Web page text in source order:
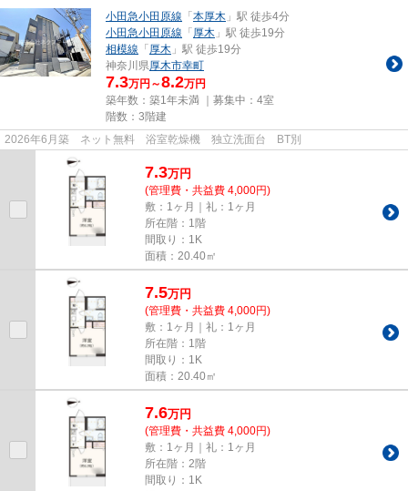
小田急小田原線 「本厚木 」駅 徒歩4分
小田急小田原線 「厚木 」駅 徒歩19分
相模線 「厚木 」駅 徒歩19分
神奈川県厚木市幸町
7.3万円～8.2万円
築年数：築1年未満 ｜募集中： 4室
階数：3階建
2026年6月築 ネット無料 浴室乾燥機 独立洗面台 BT別
7.3万円
(管理費・共益費 4,000円)
敷：1ヶ月｜礼：1ヶ月
所在階：1階
間取り：1K
面積：20.40㎡
7.5万円
(管理費・共益費 4,000円)
敷：1ヶ月｜礼：1ヶ月
所在階：1階
間取り：1K
面積：20.40㎡
7.6万円
(管理費・共益費 4,000円)
敷：1ヶ月｜礼：1ヶ月
所在階：2階
間取り：1K